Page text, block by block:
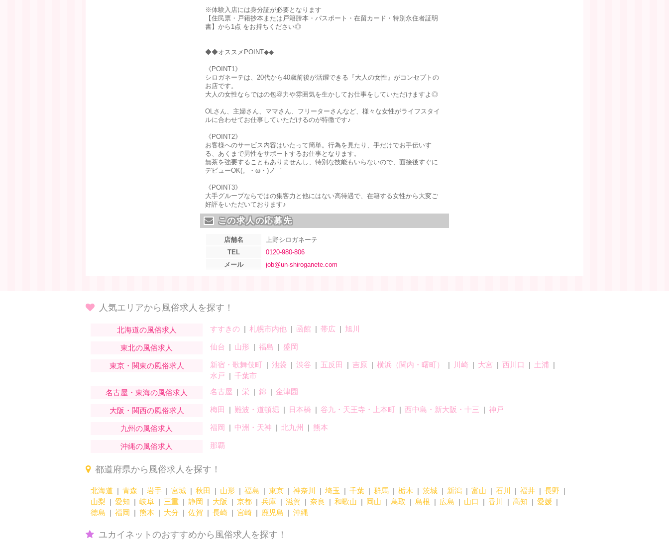
※体験入店には身分証が必要となります
【住民票・戸籍抄本または戸籍謄本・パスポート・在留カード・特別永住者証明
書】から1点 をお持ちください◎
◆◆オススメPOINT◆◆
《POINT1》
シロガネーテは、20代から40歳前後が活躍できる『大人の女性』がコンセプトの
お店です。
大人の女性ならではの包容力や雰囲気を生かしてお仕事をしていただけますよ◎
OLさん、主婦さん、ママさん、フリーターさんなど、様々な女性がライフスタイ
ルに合わせてお仕事していただけるのが特徴です♪
《POINT2》
お客様へのサービス内容はいたって簡単。行為を見たり、手だけでお手伝いす
る、あくまで男性をサポートするお仕事となります。
無茶を強要することもありませんし、特別な技能もいらないので、面接後すぐに
デビューOK(。・ω・)ノ゛
《POINT3》
大手グループならではの集客力と他にはない高待遇で、在籍する女性から大変ご
好評をいただいております♪
この求人の応募先
店舗名
上野シロガネーテ
TEL
0120-980-806
メール
job@un-shiroganete.com
人気エリアから風俗求人を探す！
北海道の風俗求人 すすきの 札幌市内他 函館 帯広 旭川
東北の風俗求人 仙台 山形 福島 盛岡
東京・関東の風俗求人 新宿・歌舞伎町 池袋 渋谷 五反田 吉原 横浜（関内・曙町） 川崎 大宮 西川口
土浦
水戸
千葉市
名古屋・東海の風俗求人
名古屋 栄 錦 金津園
大阪・関西の風俗求人 梅田 難波・道頓堀 日本橋 谷九・天王寺・上本町 西中島・新大阪・十三 神戸
九州の風俗求人 福岡 中洲・天神 北九州 熊本
沖縄の風俗求人 那覇
都道府県から風俗求人を探す！
北海道 青森 岩手 宮城 秋田 山形 福島 東京 神奈川 埼玉 千葉 群馬 栃木 茨城 新潟 富山 石川 福井
長野
山梨
愛知 岐阜 三重 静岡 大阪 京都 兵庫 滋賀 奈良 和歌山 岡山 鳥取 島根 広島 山口 香川 高知
愛媛
徳島
福岡 熊本 大分 佐賀 長崎 宮崎 鹿児島 沖縄
ユカイネットのおすすめから風俗求人を探す！